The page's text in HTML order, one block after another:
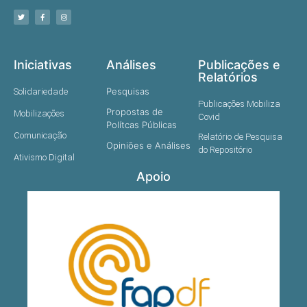
Iniciativas
Solidariedade
Mobilizações
Comunicação
Ativismo Digital
Análises
Pesquisas
Propostas de
Polítcas Públicas
Opiniões e Análises
Publicações e
Relatórios
Publicações Mobiliza
Covid
Relatório de Pesquisa
do Repositório
Apoio